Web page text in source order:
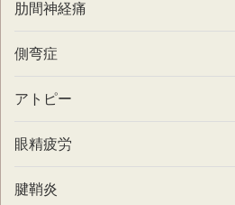
肋間神経痛
側弯症
アトピー
眼精疲労
腱鞘炎